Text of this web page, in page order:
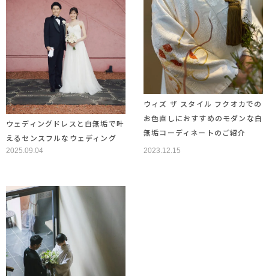
ウェディングドレスと白無垢で叶
えるセンスフルなウェディング
2025.09.04
ウィズ ザ スタイル フクオカでの
お色直しにおすすめのモダンな白
無垢コーディネートのご紹介
2023.12.15